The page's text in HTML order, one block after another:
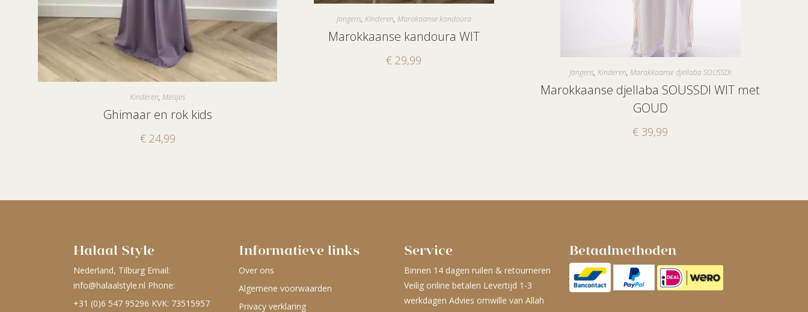
Kinderen,Meisjes
Ghimaar en rok kids
€24,99
Jongens, Kinderen, Marokaanse kandoura
Marokkaanse kandoura WIT
€ 29,99
Jongens,Kinderen,Marokkaanse djellaba SOUSSDI
Marokkaanse djellaba SOUSSDI WIT met
GOUD
€ 39,99
Halaal Style
Nederland, Tilburg Email:
info@halaalstyle.nl Phone:
+31 (0)6 547 95296 KVK: 73515957
Informatieve links
Over ons
Algemene voorwaarden
Privacy verklaring
Service
Binnen 14 dagen ruilen & retourneren
Veilig online betalen Levertijd 1-3
werkdagen Advies omwille van Allah
Betaalmethoden